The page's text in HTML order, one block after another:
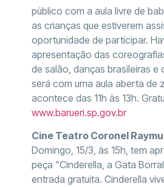
público com a aula livre de
as crianças que estiverem
oportunidade de participar.
apresentação das
de salão, danças brasileiras e
será com uma aula aberta de
acontece das 11h às 13h.
www.barueri.sp.gov.br
Cine Teatro Coronel
Domingo, 15/3, às 15h, tem
peça “Cinderella, a Gata
entrada gratuita. Cinderella